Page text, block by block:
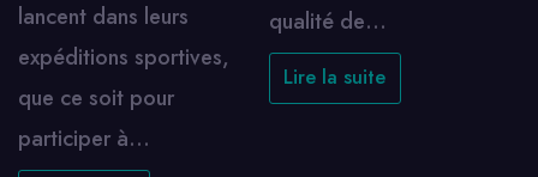
lancent dans leurs
expéditions sportives,
que ce soit pour
participer à…
qualité de…
Lire la suite